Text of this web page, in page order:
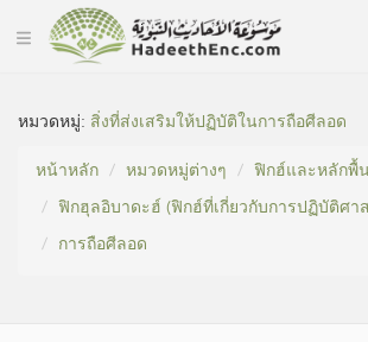
หมวดหมู่​: สิ่งที่ส่งเสริมให้ปฏิบัติในการถือศีลอด
หน้าหลัก
หมวดหมู่​ต่างๆ
ฟิกฮ์และหลักพื้
ฟิกฮุลอิบาดะฮ์ (ฟิกฮ์ที่เกี่ยวกับการปฏิบัติศา
การถือศีลอด